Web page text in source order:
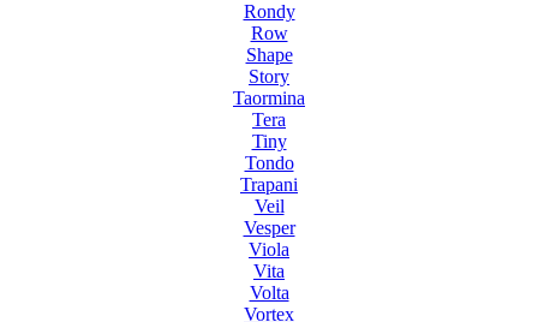
Rondy
Row
Shape
Story
Taormina
Tera
Tiny
Tondo
Trapani
Veil
Vesper
Viola
Vita
Volta
Vortex